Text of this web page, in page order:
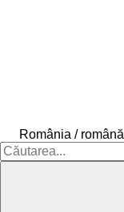
România / română